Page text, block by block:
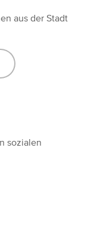
aus der Stadt
sozialen